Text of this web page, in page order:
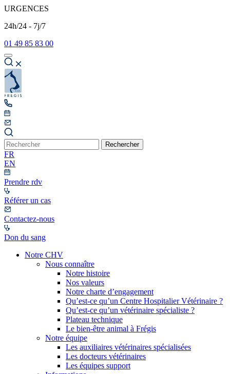
URGENCES
24h/24 - 7j/7
01 49 85 83 00
Rechercher
FR
EN
Prendre rdv
Référer un cas
Contactez-nous
Don du sang
Notre CHV
Nous connaître
Notre histoire
Nos valeurs
Notre charte d’engagement
Qu’est-ce qu’un Centre Hospitalier Vétérinaire ?
Qu’est-ce qu’un vétérinaire spécialiste ?
Plateau technique
Le bien-être animal à Frégis
Notre équipe
Les auxiliaires vétérinaires spécialisées
Les docteurs vétérinaires
Les équipes support